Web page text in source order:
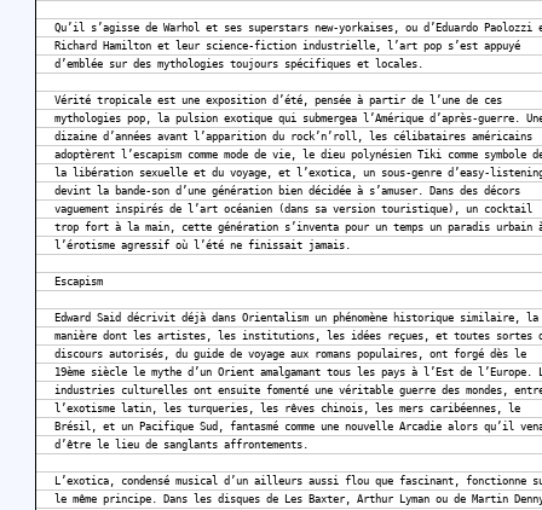
Qu’il s’agisse de Warhol et ses superstars new-yorkaises, ou d’Eduardo Paolozzi
Richard Hamilton et leur science-fiction industrielle, l’art pop s’est appuyé
d’emblée sur des mythologies toujours spécifiques et locales.
Vérité tropicale est une exposition d’été, pensée à partir de l’une de ces
mythologies pop, la pulsion exotique qui submergea l’Amérique d’après-guerre.
dizaine d’années avant l’apparition du rock’n’roll, les célibataires américains
adoptèrent l’escapism comme mode de vie, le dieu polynésien Tiki comme symbole
la libération sexuelle et du voyage, et l’exotica, un sous-genre d’easy-
devint la bande-son d’une génération bien décidée à s’amuser. Dans des décors
vaguement inspirés de l’art océanien (dans sa version touristique), un cocktail
trop fort à la main, cette génération s’inventa pour un temps un paradis urbain
l’érotisme agressif où l’été ne finissait jamais.
Escapism
Edward Said décrivit déjà dans Orientalism un phénomène historique similaire, la
manière dont les artistes, les institutions, les idées reçues, et toutes sortes
discours autorisés, du guide de voyage aux romans populaires, ont forgé dès le
19ème siècle le mythe d’un Orient amalgamant tous les pays à l’Est de l’Europe.
industries culturelles ont ensuite fomenté une véritable guerre des mondes,
l’exotisme latin, les turqueries, les rêves chinois, les mers caribéennes, le
Brésil, et un Pacifique Sud, fantasmé comme une nouvelle Arcadie alors qu’il
d’être le lieu de sanglants affrontements.
L’exotica, condensé musical d’un ailleurs aussi flou que fascinant, fonctionne
le même principe. Dans les disques de Les Baxter, Arthur Lyman ou de Martin